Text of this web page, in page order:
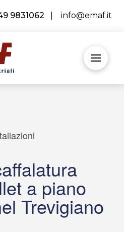
9831062 info@emaf.it
a piano
Trevigiano